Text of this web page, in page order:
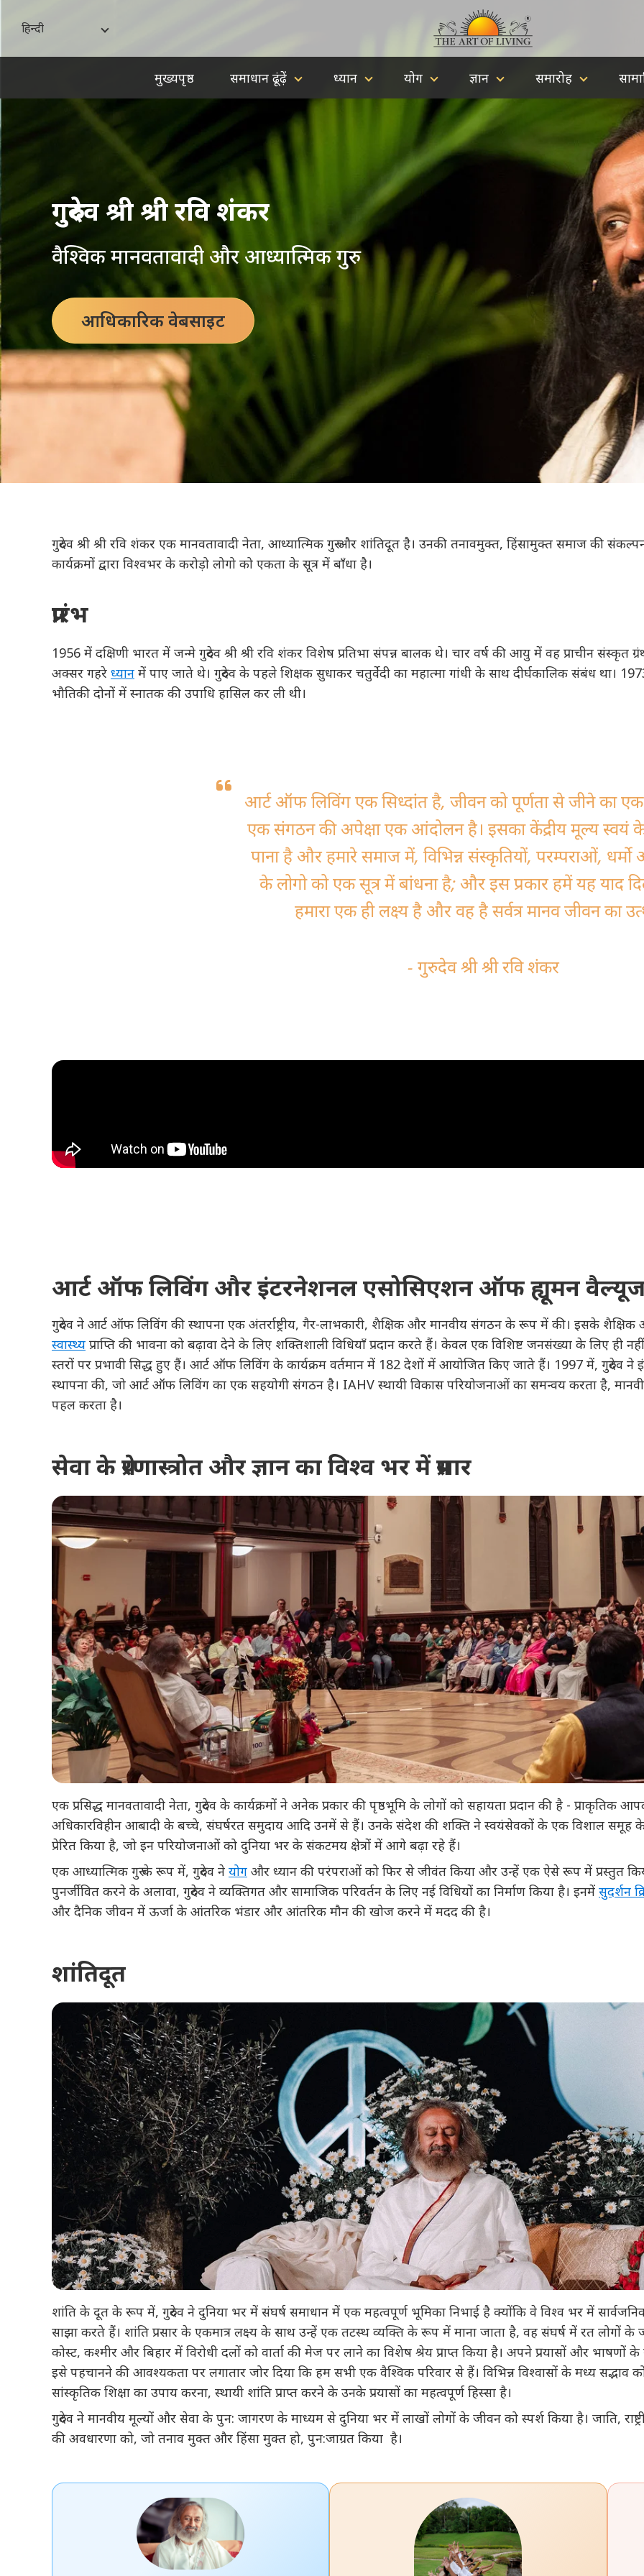
हिन्दी
India - English
മലയാളം
मराठी
தமிழ்
मुख्यपृष्ठ समाधान ढूंढ़ें ध्यान योग ज्ञान समारोह
गुरुदेव श्री श्री रवि शंकर
वैश्विक मानवतावादी और आध्यात्मिक गुरु
आधिकारिक वेबसाइट
गुरुदेव श्री श्री रवि शंकर एक मानवतावादी नेता, आध्यात्मिक गुरु और शांतिदूत है। उनकी तनावमुक्त, हिंसामुक्त समाज की
कार्यक्रमों द्वारा विश्वभर के करोड़ो लोगो को एकता के सूत्र में बाँधा है।
प्रारंभ
1956 में दक्षिणी भारत में जन्मे गुरुदेव श्री श्री रवि शंकर विशेष प्रतिभा संपन्न बालक थे। चार वर्ष की आयु में वह प्राचीन
अक्सर गहरे ध्यान में पाए जाते थे। गुरुदेव के पहले शिक्षक सुधाकर चतुर्वेदी का महात्मा गांधी के साथ दीर्घकालिक संबंध था।
भौतिकी दोनों में स्नातक की उपाधि हासिल कर ली थी।
आर्ट ऑफ लिविंग एक सिध्दांत है, जीवन को पूर्णता से जीने का एक
एक संगठन की अपेक्षा एक आंदोलन है। इसका केंद्रीय मूल्य स्वयं के
पाना है और हमारे समाज में, विभिन्न संस्कृतियों, परम्पराओं, धर्मो
के लोगो को एक सूत्र में बांधना है; और इस प्रकार हमें यह याद
हमारा एक ही लक्ष्य है और वह है सर्वत्र मानव जीवन का
- गुरुदेव श्री श्री रवि शंकर
आर्ट ऑफ लिविंग और इंटरनेशनल एसोसिएशन ऑफ ह्यूमन वैल्यूज
गुरुदेव ने आर्ट ऑफ लिविंग की स्थापना एक अंतर्राष्ट्रीय, गैर-लाभकारी, शैक्षिक और मानवीय संगठन के रूप में की। इसके
स्वास्थ्य प्राप्ति की भावना को बढ़ावा देने के लिए शक्तिशाली विधियाँ प्रदान करते हैं। केवल एक विशिष्ट जनसंख्या के लिए
स्तरों पर प्रभावी सिद्ध हुए हैं। आर्ट ऑफ लिविंग के कार्यक्रम वर्तमान में 182 देशों में आयोजित किए जाते हैं। 1997 में,
स्थापना की, जो आर्ट ऑफ लिविंग का एक सहयोगी संगठन है। IAHV स्थायी विकास परियोजनाओं का समन्वय करता है,
पहल करता है।
सेवा के प्रेरणास्त्रोत और ज्ञान का विश्व भर में प्रसार
एक प्रसिद्ध मानवतावादी नेता, गुरुदेव के कार्यक्रमों ने अनेक प्रकार की पृष्ठभूमि के लोगों को सहायता प्रदान की है -
अधिकारविहीन आबादी के बच्चे, संघर्षरत समुदाय आदि उनमें से हैं। उनके संदेश की शक्ति ने स्वयंसेवकों के एक विशाल समूह
प्रेरित किया है, जो इन परियोजनाओं को दुनिया भर के संकटमय क्षेत्रों में आगे बढ़ा रहे हैं।
एक आध्यात्मिक गुरु के रूप में, गुरुदेव ने योग और ध्यान की परंपराओं को फिर से जीवंत किया और उन्हें एक ऐसे रूप में प्रस्तुत किया
पुनर्जीवित करने के अलावा, गुरुदेव ने व्यक्तिगत और सामाजिक परिवर्तन के लिए नई विधियों का निर्माण किया है। इनमें सुदर्शन
और दैनिक जीवन में ऊर्जा के आंतरिक भंडार और आंतरिक मौन की खोज करने में मदद की है।
शांतिदूत
शांति के दूत के रूप में, गुरुदेव ने दुनिया भर में संघर्ष समाधान में एक महत्वपूर्ण भूमिका निभाई है क्योंकि वे विश्व भर में
साझा करते हैं। शांति प्रसार के एकमात्र लक्ष्य के साथ उन्हें एक तटस्थ व्यक्ति के रूप में माना जाता है, वह संघर्ष में रत लोगों
कोस्ट, कश्मीर और बिहार में विरोधी दलों को वार्ता की मेज पर लाने का विशेष श्रेय प्राप्त किया है। अपने प्रयासों और
इसे पहचानने की आवश्यकता पर लगातार जोर दिया कि हम सभी एक वैश्विक परिवार से हैं। विभिन्न विश्वासों के मध्य सद्भाव
सांस्कृतिक शिक्षा का उपाय करना, स्थायी शांति प्राप्त करने के उनके प्रयासों का महत्वपूर्ण हिस्सा है।
गुरुदेव ने मानवीय मूल्यों और सेवा के पुन: जागरण के माध्यम से दुनिया भर में लाखों लोगों के जीवन को स्पर्श किया है। जाति,
की अवधारणा को, जो तनाव मुक्त और हिंसा मुक्त हो, पुन:जाग्रत किया है।